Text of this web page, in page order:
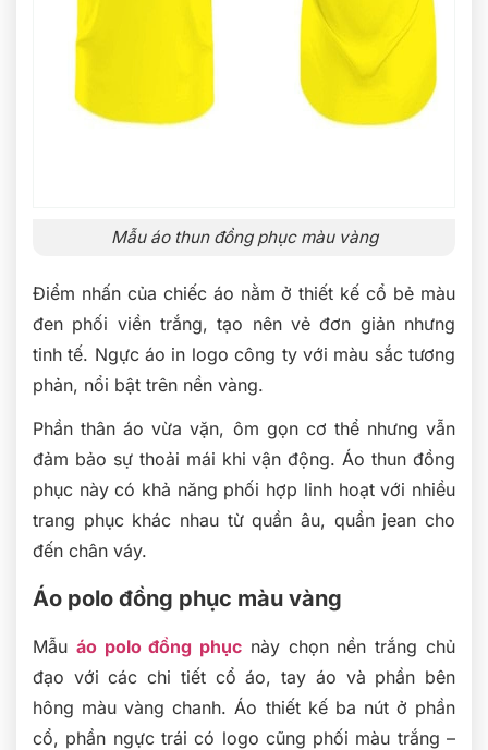
Mẫu áo thun đồng phục màu vàng
Điểm nhấn của chiếc áo nằm ở thiết kế cổ bẻ màu
đen phối viền trắng, tạo nên vẻ đơn giản nhưng
tinh tế. Ngực áo in logo công ty với màu sắc tương
phản, nổi bật trên nền vàng.
Phần thân áo vừa vặn, ôm gọn cơ thể nhưng vẫn
đảm bảo sự thoải mái khi vận động. Áo thun đồng
phục này có khả năng phối hợp linh hoạt với nhiều
trang phục khác nhau từ quần âu, quần jean cho
đến chân váy.
Áo polo đồng phục màu vàng
Mẫu áo polo đồng phục này chọn nền trắng chủ
đạo với các chi tiết cổ áo, tay áo và phần bên
hông màu vàng chanh. Áo thiết kế ba nút ở phần
cổ, phần ngực trái có logo cũng phối màu trắng –